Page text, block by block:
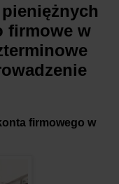
firmowe w
firmowego w